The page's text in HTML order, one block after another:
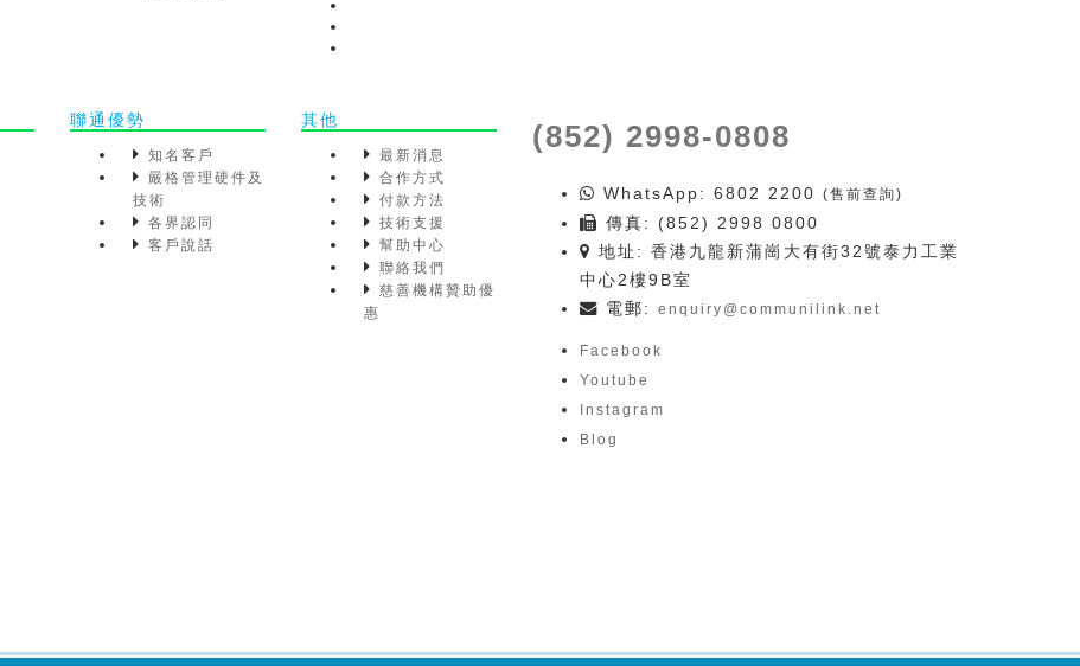
聯通優勢
知名客戶
嚴格管理硬件及
技術
各界認同
客戶說話
其他
最新消息
合作方式
付款方法
技術支援
幫助中心
聯絡我們
慈善機構贊助優
惠
(852) 2998-0808
WhatsApp: 6802 2200 (售前查詢)
傳真: (852) 2998 0800
地址: 香港九龍新蒲崗大有街32號泰力工業
中心2樓9B室
電郵: enquiry@communilink.net
Facebook
Youtube
Instagram
Blog